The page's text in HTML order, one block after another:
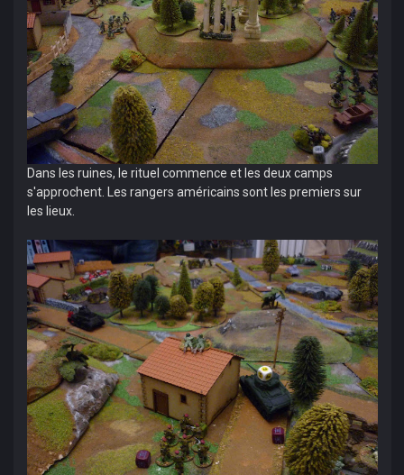
Dans les ruines, le rituel commence et les deux camps
s'approchent. Les rangers américains sont les premiers sur
les lieux.